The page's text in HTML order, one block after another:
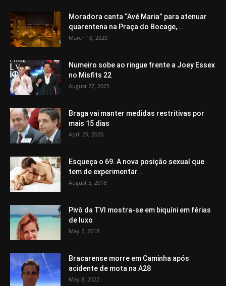
Moradora canta “Avé Maria” para atenuar
quarentena na Praça do Bocage,...
March 18, 2020
Numeiro sobe ao ringue frente a Joey Essex
no Misfits 22
August 27, 2025
Braga vai manter medidas restritivas por
mais 15 dias
April 29, 2020
Esqueça o 69. A nova posição sexual que
tem de experimentar...
August 5, 2018
Pivô da TVI mostra-se em biquíni em férias
de luxo
May 2, 2018
Bracarense morre em Caminha após
acidente de mota na A28
May 8, 2022